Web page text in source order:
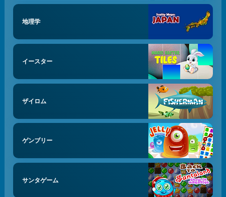
地理学
イースター
ザイロム
ゲンブリー
サンタゲーム